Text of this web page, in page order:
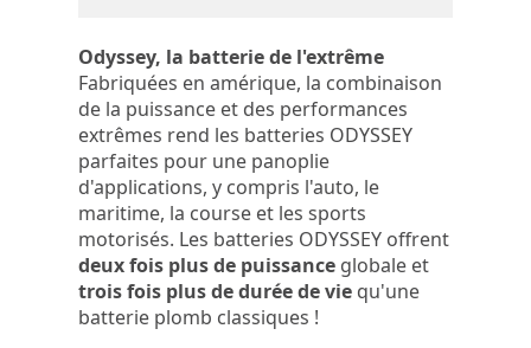
Odyssey, la batterie de l'extrême
Fabriquées en amérique, la combinaison
de la puissance et des performances
extrêmes rend les batteries ODYSSEY
parfaites pour une panoplie
d'applications, y compris l'auto, le
maritime, la course et les sports
motorisés. Les batteries ODYSSEY offrent
deux fois plus de puissance globale et
trois fois plus de durée de vie qu'une
batterie plomb classiques !